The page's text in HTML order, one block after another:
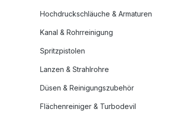
Hochdruckschläuche & Armaturen
Kanal & Rohrreinigung
Spritzpistolen
Lanzen & Strahlrohre
Düsen & Reinigungszubehör
Flächenreiniger & Turbodevil